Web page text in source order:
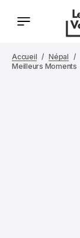
Accueil Népal
Meilleurs Moments